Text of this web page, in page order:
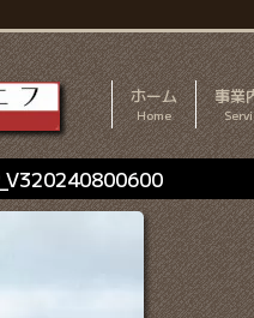
ホーム
Home
事業